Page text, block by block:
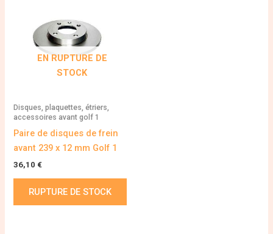
EN RUPTURE DE
STOCK
Disques, plaquettes, étriers,
accessoires avant golf 1
Paire de disques de frein
avant 239 x 12 mm Golf 1
36,10 €
RUPTURE DE STOCK